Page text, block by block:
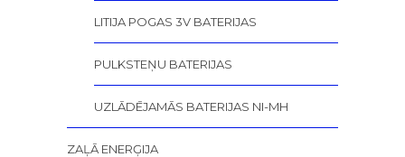
LITIJA POGAS 3V BATERIJAS
PULKSTEŅU BATERIJAS
UZLĀDĒJAMĀS BATERIJAS NI-MH
ZAĻĀ ENERĢIJA